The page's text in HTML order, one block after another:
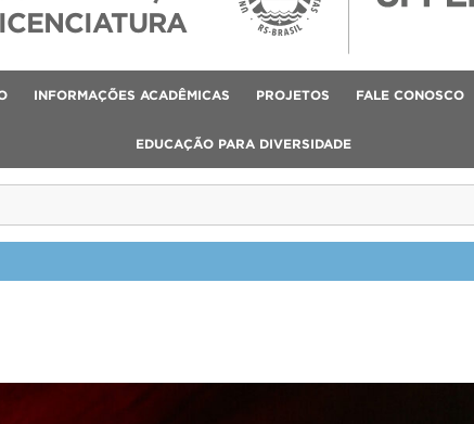
INFORMAÇÕES ACADÊMICAS PROJETOS FALE CONOSCO
EDUCAÇÃO PARA DIVERSIDADE